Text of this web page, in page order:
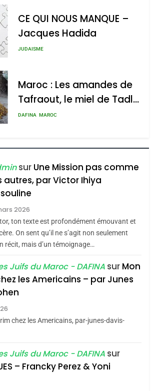
2025, l’année la plus
meurtrière selon le rapport
d’ADL contre
l’antisémitisme
admin 0
CE QUI NOUS MANQUE –
Jacques Hadida
JUDAISME
Maroc : Les amandes de
Tafraout, le miel de Tadla
Azilal consacrés produits
DAFINA MAROC
Oeil ravageur – Vanessa
De Loya Stauber
CINEMA ISRAÉL
«Tu dis génocide, je dis
guerre»: La nouvelle
chanson de Boy George
ISRAÉL JUDAISME
Tout sur la Nostalgie
Accords d’Isaac:
l’alliance pourrait
sur Une Mission pas comme
autres, par Victor Ihiya
2026
ton texte est profondément émouvant et
On sent qu’il ne s’agit non seulement
récit, mais d’un témoignage…
Juifs du Maroc - DAFINA sur Mon
les Americains – par Junes
chez les Americains, par-junes-davis-
Juifs du Maroc - DAFINA sur
– Francky Perez & Yoni
2025, l’année la plus
meurtrière selon le rapport
d’ADL contre
l’antisémitisme
FRANCE ISRAÉL
POURQUOI JE REVENDIQUE
MA JUDAÏTE par Thérèse
CE QUI NOUS MANQUE –
JUDAISME